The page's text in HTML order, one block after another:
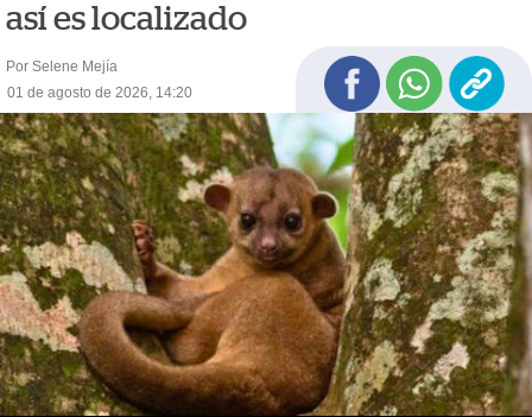
así es localizado
Por Selene Mejía
01 de agosto de 2026, 14:20